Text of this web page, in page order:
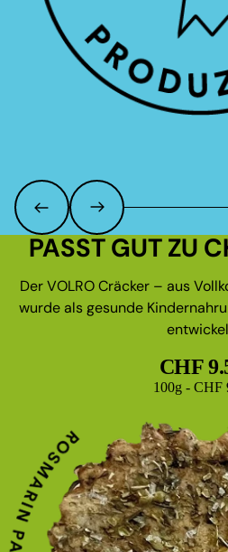
PASST GUT ZU
Der VOLRO Cräcker – aus
wurde als gesunde
CHF
Grundpreis
100g - CHF